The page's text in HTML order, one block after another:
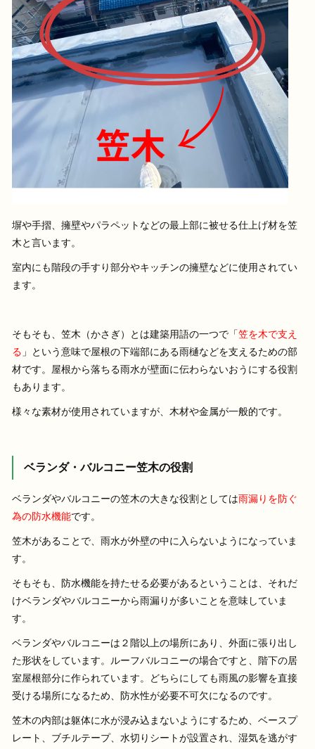
塀や手摺、擁壁やパラペットなどの最上部に被せる仕上げ材を笠
木と言います。
室内にも階段の手すり部分やキッチンの擁壁などに使用されてい
ます。
そもそも、笠木（かさぎ）とは建築用語の一つで「笠を木で支え
る 」という意味で屋根の下端部にある雨樋などを支えるための部
材です。屋根から落ちる雨水が壁面に伝わらないおうにする役割
もあります。
様々な素材が使用されていますが、木材や金属が一般的です。
ベランダ・バルコニー笠木の役割
ベランダやバルコニーの笠木の大きな役割としては雨漏りを防ぐ
為の防水機能です。
笠木があることで、雨水が外壁の中に入らないようになっていま
す。
そもそも、防水機能を持たせる必要があるということは、それだ
けベランダやバルコニーから雨漏りが多いことを意味していま
す。
ベランダやバルコニーは２階以上の場所にあり、外面に張り出し
た形状をしています。ルーフバルコニーの場合ですと、階下の居
室屋根部分に作られています。どちらにしても雨風の影響を直接
受ける場所になるため、防水性が必要不可欠になるのです。
笠木の内部は躯体に水が浸み込まないようにするため、ベースプ
レート、ブチルテープ、水切りシートが設置され、湿気を逃がす